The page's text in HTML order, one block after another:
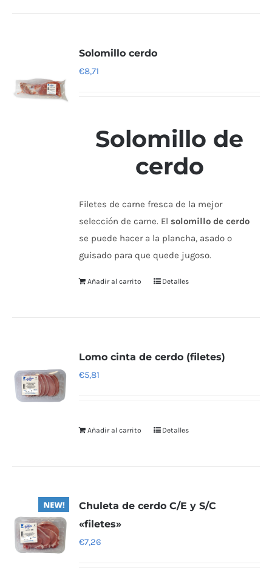
Solomillo cerdo
€8,71
Solomillo de
cerdo
Filetes de carne fresca de la mejor
selección de carne. El solomillo de cerdo
se puede hacer a la plancha, asado o
guisado para que quede jugoso.
Añadir al carrito Detalles
Lomo cinta de cerdo (filetes)
€5,81
Añadir al carrito Detalles
Chuleta de cerdo C/E y S/C
«filetes»
€7,26